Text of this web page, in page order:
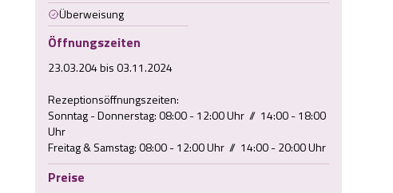
Überweisung
Öffnungszeiten
23.03.204 bis 03.11.2024
Rezeptionsöffnungszeiten:
Sonntag - Donnerstag: 08:00 - 12:00 Uhr  //  14:00 - 18:00
Uhr
Freitag & Samstag: 08:00 - 12:00 Uhr  //  14:00 - 20:00 Uhr
Preise